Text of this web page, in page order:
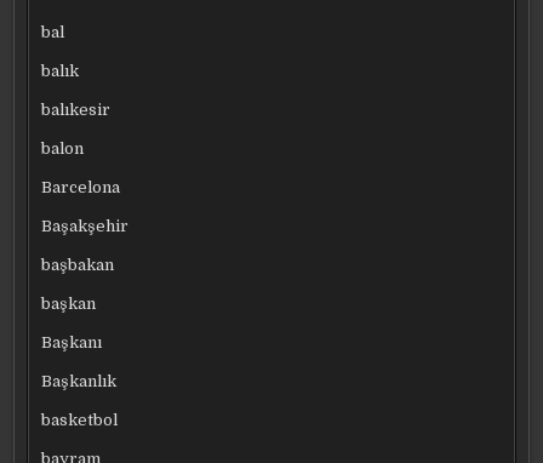
bal
balık
balıkesir
balon
Barcelona
Başakşehir
başbakan
başkan
Başkanı
Başkanlık
basketbol
bayram